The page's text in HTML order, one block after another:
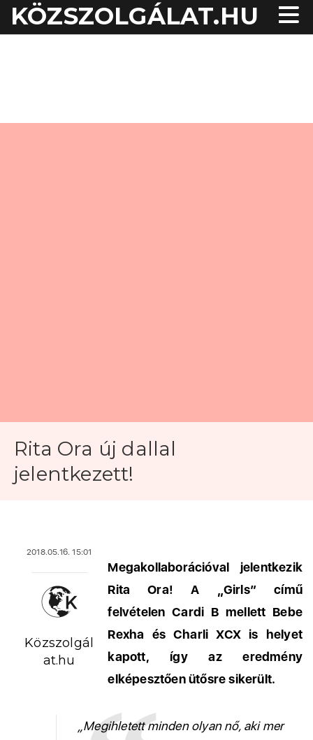
KÖZSZOLGÁLAT.HU
Rita Ora új dallal
jelentkezett!
2018.05.16. 15:01
Közszolgál
at.hu
Megakollaborációval jelentkezik
Rita Ora! A „Girls” című
felvételen Cardi B mellett Bebe
Rexha és Charli XCX is helyet
kapott, így az eredmény
elképesztően ütősre sikerült.
„Megihletett minden olyan nő, aki mer